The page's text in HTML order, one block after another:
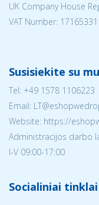
UK Company House
VAT Number:
Susisiekite su
Tel: +49 1578 1106223
Email:
Website: https://
Administracijos darbo
I-V 09:00-17:00
Socialiniai tinklai